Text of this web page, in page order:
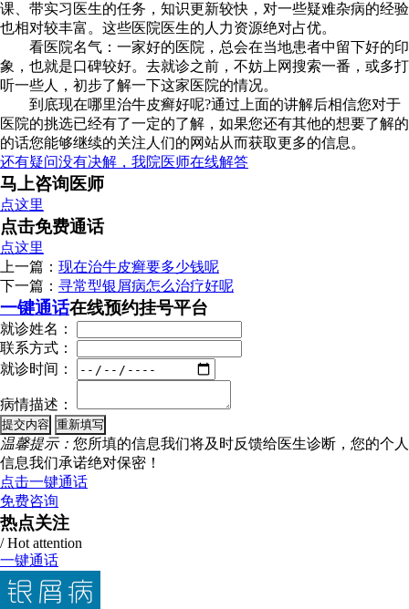
课、带实习医生的任务，知识更新较快，对一些疑难杂病的经验
也相对较丰富。这些医院医生的人力资源绝对占优。
看医院名气：一家好的医院，总会在当地患者中留下好的印
象，也就是口碑较好。去就诊之前，不妨上网搜索一番，或多打
听一些人，初步了解一下这家医院的情况。
到底现在哪里治牛皮癣好呢?通过上面的讲解后相信您对于
医院的挑选已经有了一定的了解，如果您还有其他的想要了解的
的话您能够继续的关注人们的网站从而获取更多的信息。
还有疑问没有决解，我院医师在线解答
马上咨询医师
点这里
点击免费通话
点这里
上一篇： 现在治牛皮癣要多少钱呢
下一篇： 寻常型银屑病怎么治疗好呢
一键通话在线预约挂号平台
就诊姓名：
联系方式：
就诊时间：
病情描述：
温馨提示： 您所填的信息我们将及时反馈给医生诊断，您的个人
信息我们承诺绝对保密！
点击一键通话
免费咨询
热点关注
/ Hot attention
一键通话